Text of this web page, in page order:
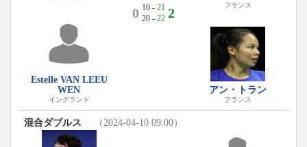
Estelle VAN LEEU
WEN
イングランド
0 10 - 21
20 - 22 2
フランス
アン・トラン
フランス
混合ダブルス （2024-04-10 09:00）